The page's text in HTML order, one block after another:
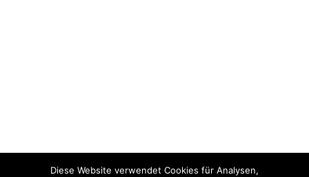
Diese Website verwendet Cookies für Analysen,